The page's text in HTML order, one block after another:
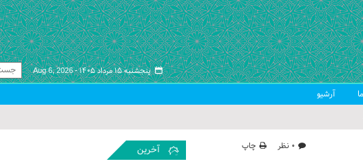
پنجشنبه ۱۵ مرداد ۱۴۰۵ - Aug 6, 2026
آرشیو
۰ نظر
چاپ
آخرین